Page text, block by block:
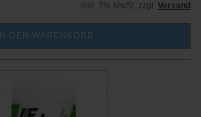
inkl. 7% MwSt. zzgl. Versand
IN DEN WARENKORB